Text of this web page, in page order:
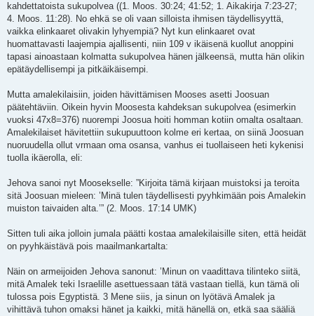
kahdettatoista sukupolvea ((1. Moos. 30:24; 41:52; 1. Aikakirja 7:23-27;
4. Moos. 11:28). No ehkä se oli vaan silloista ihmisen täydellisyyttä,
vaikka elinkaaret olivakin lyhyempiä? Nyt kun elinkaaret ovat
huomattavasti laajempia ajallisenti, niin 109 v ikäisenä kuollut anoppini
tapasi ainoastaan kolmatta sukupolvea hänen jälkeensä, mutta hän olikin
epätäydellisempi ja pitkäikäisempi.
Mutta amalekilaisiin, joiden hävittämisen Mooses asetti Joosuan
päätehtäviin. Oikein hyvin Moosesta kahdeksan sukupolvea (esimerkin
vuoksi 47x8=376) nuorempi Joosua hoiti homman kotiin omalta osaltaan.
Amalekilaiset hävitettiin sukupuuttoon kolme eri kertaa, on siinä Joosuan
nuoruudella ollut vrmaan oma osansa, vanhus ei tuollaiseen heti kykenisi
tuolla ikäerolla, eli:
Jehova sanoi nyt Moosekselle: ”Kirjoita tämä kirjaan muistoksi ja teroita
sitä Joosuan mieleen: ’Minä tulen täydellisesti pyyhkimään pois Amalekin
muiston taivaiden alta.’” (2. Moos. 17:14 UMK)
Sitten tuli aika jolloin jumala päätti kostaa amalekilaisille siten, että heidät
on pyyhkäistävä pois maailmankartalta:
Näin on armeijoiden Jehova sanonut: ’Minun on vaadittava tilinteko siitä,
mitä Amalek teki Israelille asettuessaan tätä vastaan tiellä, kun tämä oli
tulossa pois Egyptistä. 3 Mene siis, ja sinun on lyötävä Amalek ja
vihittävä tuhon omaksi hänet ja kaikki, mitä hänellä on, etkä saa sääliä